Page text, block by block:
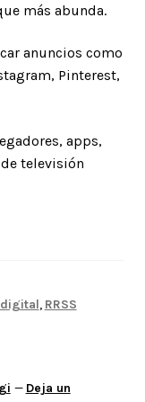
más abunda.
anuncios como
Pinterest,
apps,
televisión
, RRSS
— Deja un